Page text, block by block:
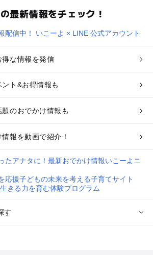
最新情報をチェック！
得な情報を発信
ト&お得情報も
のおでかけ情報も
報を動画で紹介！
す